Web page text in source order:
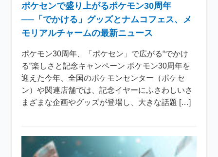
ポケセンで盛り上がるポケモン30周年
──「でかける」グッズとナムコフェス、メ
モリアルチャームの最新ニュース
ポケモン30周年、「ポケセン」で広がる“でかけ
る”楽しさと記念キャンペーン ポケモン30周年を
迎えた今年、全国のポケモンセンター（ポケセ
ン）や関連店舗では、記念イヤーにふさわしいさ
まざまな企画やグッズが登場し、大きな話題 […]